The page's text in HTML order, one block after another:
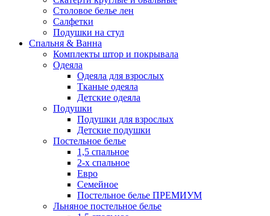
Столовое белье лен
Салфетки
Подушки на стул
Спальня & Ванна
Комплекты штор и покрывала
Одеяла
Одеяла для взрослых
Тканые одеяла
Детские одеяла
Подушки
Подушки для взрослых
Детские подушки
Постельное белье
1,5 спальное
2-х спальное
Евро
Семейное
Постельное белье ПРЕМИУМ
Льняное постельное белье